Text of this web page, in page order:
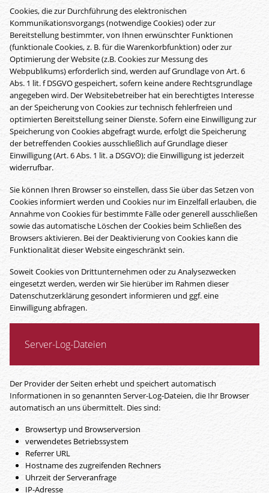
Cookies, die zur Durchführung des elektronischen
Kommunikationsvorgangs (notwendige Cookies) oder zur
Bereitstellung bestimmter, von Ihnen erwünschter Funktionen
(funktionale Cookies, z. B. für die Warenkorbfunktion) oder zur
Optimierung der Website (z.B. Cookies zur Messung des
Webpublikums) erforderlich sind, werden auf Grundlage von Art. 6
Abs. 1 lit. f DSGVO gespeichert, sofern keine andere Rechtsgrundlage
angegeben wird. Der Websitebetreiber hat ein berechtigtes Interesse
an der Speicherung von Cookies zur technisch fehlerfreien und
optimierten Bereitstellung seiner Dienste. Sofern eine Einwilligung zur
Speicherung von Cookies abgefragt wurde, erfolgt die Speicherung
der betreffenden Cookies ausschließlich auf Grundlage dieser
Einwilligung (Art. 6 Abs. 1 lit. a DSGVO); die Einwilligung ist jederzeit
widerrufbar.
Sie können Ihren Browser so einstellen, dass Sie über das Setzen von
Cookies informiert werden und Cookies nur im Einzelfall erlauben, die
Annahme von Cookies für bestimmte Fälle oder generell ausschließen
sowie das automatische Löschen der Cookies beim Schließen des
Browsers aktivieren. Bei der Deaktivierung von Cookies kann die
Funktionalität dieser Website eingeschränkt sein.
Soweit Cookies von Drittunternehmen oder zu Analysezwecken
eingesetzt werden, werden wir Sie hierüber im Rahmen dieser
Datenschutzerklärung gesondert informieren und ggf. eine
Einwilligung abfragen.
Server-Log-Dateien
Der Provider der Seiten erhebt und speichert automatisch
Informationen in so genannten Server-Log-Dateien, die Ihr Browser
automatisch an uns übermittelt. Dies sind:
Browsertyp und Browserversion
verwendetes Betriebssystem
Referrer URL
Hostname des zugreifenden Rechners
Uhrzeit der Serveranfrage
IP-Adresse